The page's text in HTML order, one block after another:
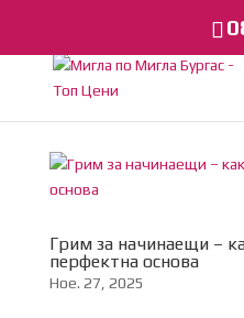
Грим за начинаещи –
перфектна основа
Ное. 27, 2025